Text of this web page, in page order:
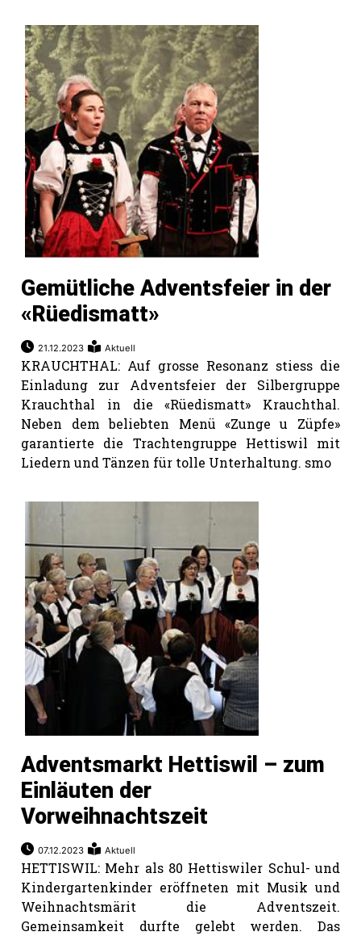
Gemütliche Adventsfeier in der
«Rüedismatt»
21.12.2023 Aktuell
KRAUCHTHAL: Auf grosse Resonanz stiess die
Einladung zur Adventsfeier der Silbergruppe
Krauchthal in die «Rüedismatt» Krauchthal.
Neben dem beliebten Menü «Zunge u Züpfe»
garantierte die Trachtengruppe Hettiswil mit
Liedern und Tänzen für tolle Unterhaltung. smo
Adventsmarkt Hettiswil – zum
Einläuten der
Vorweihnachtszeit
07.12.2023 Aktuell
HETTISWIL: Mehr als 80 Hettiswiler Schul- und
Kindergartenkinder eröffneten mit Musik und
Weihnachtsmärit die Adventszeit.
Gemeinsamkeit durfte gelebt werden. Das